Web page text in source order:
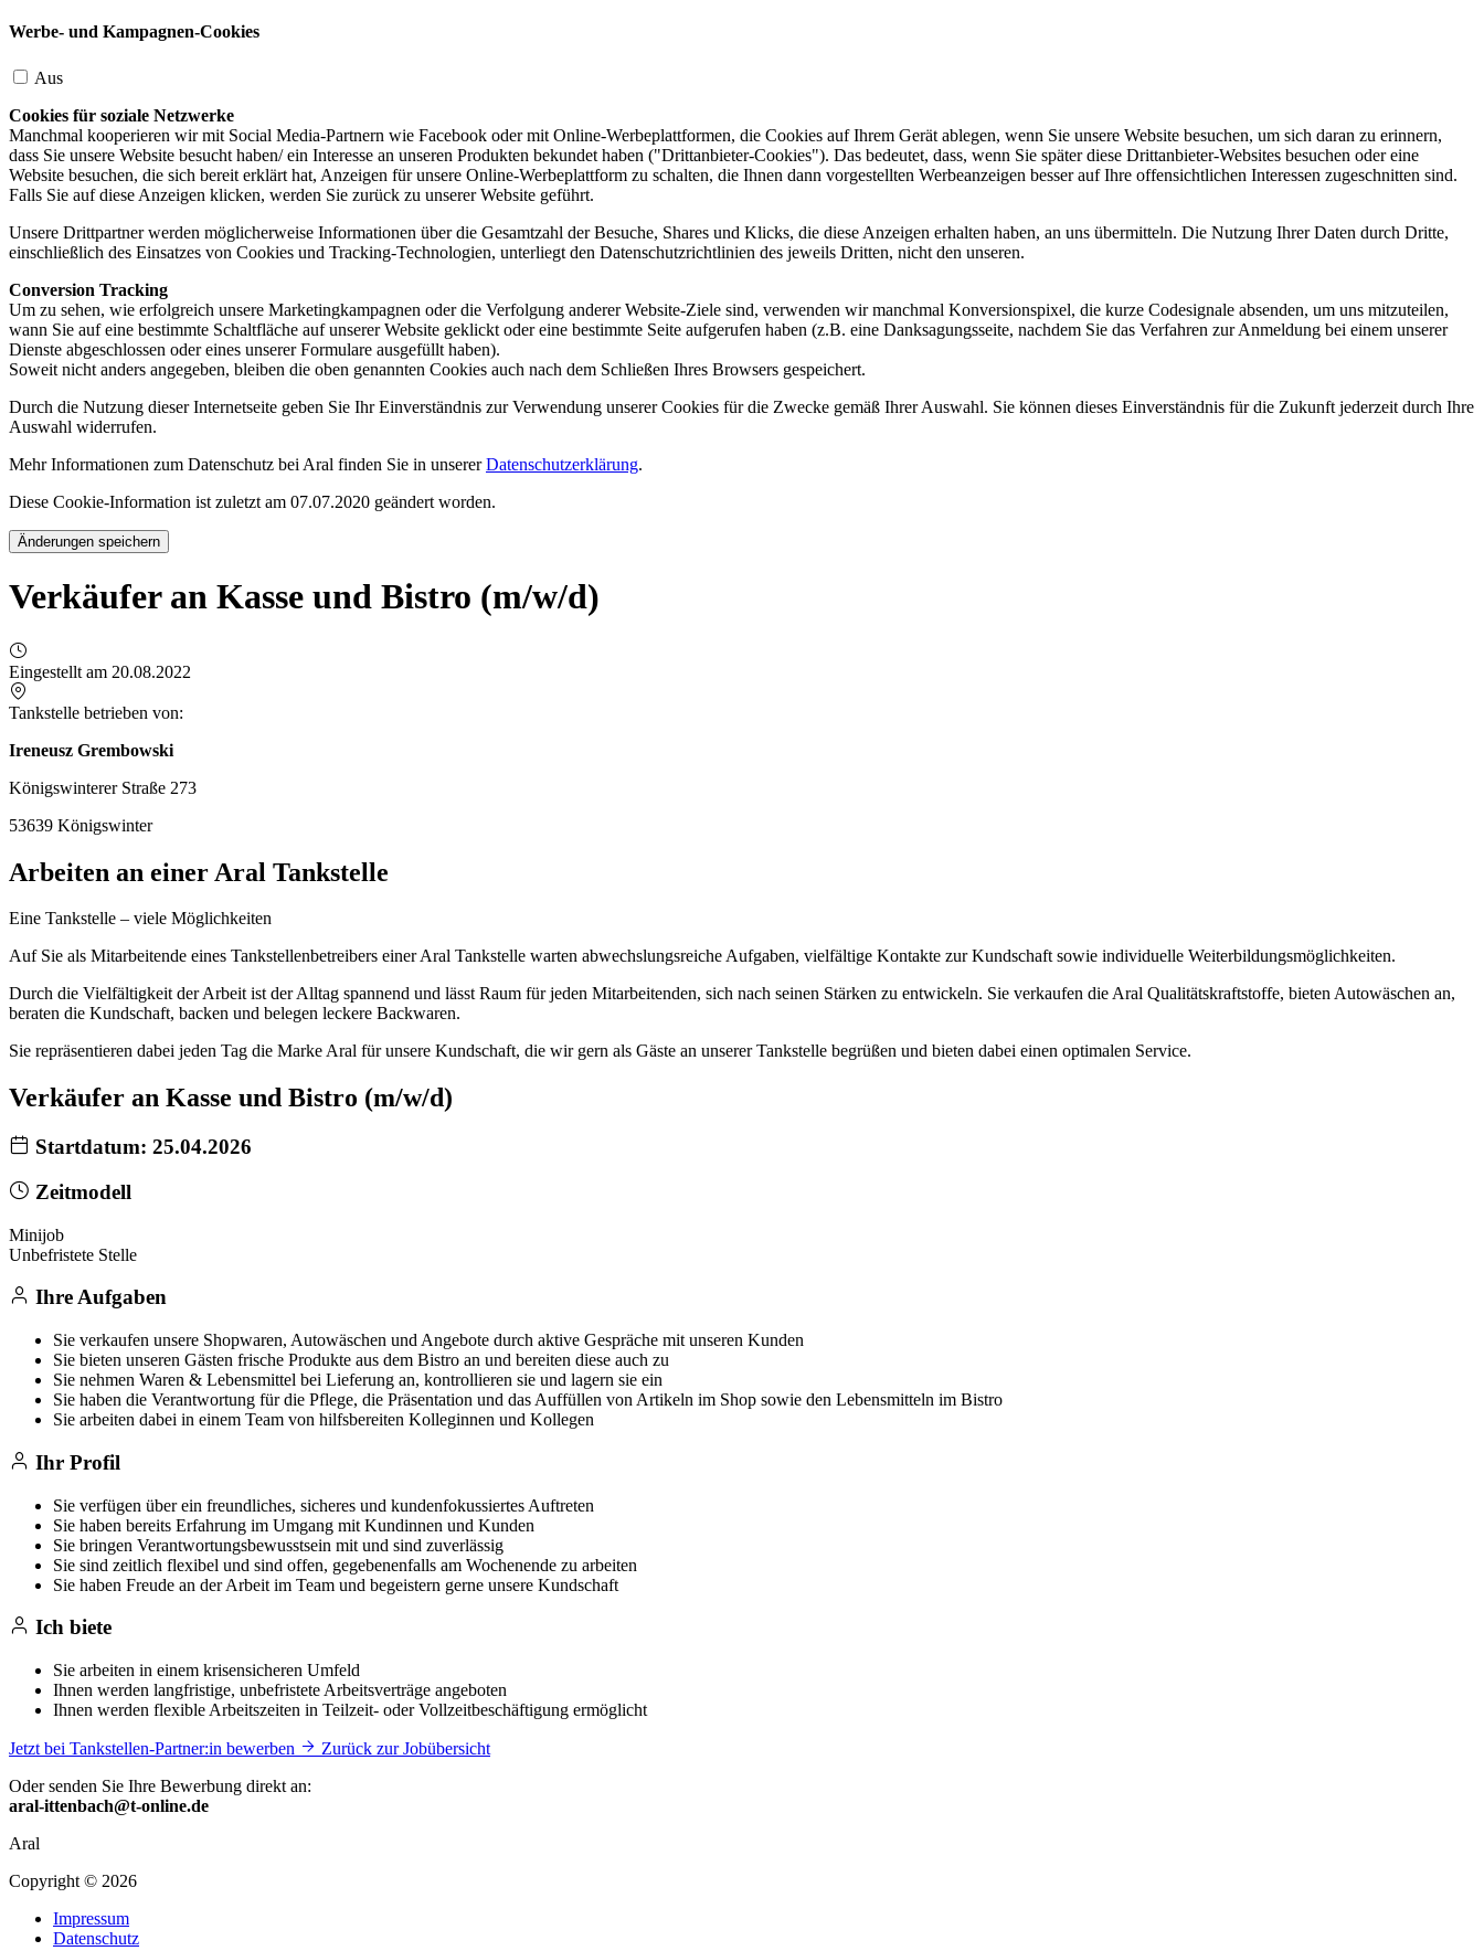
Werbe- und Kampagnen-Cookies
Aus
Cookies für soziale Netzwerke
Manchmal kooperieren wir mit Social Media-Partnern wie Facebook oder mit Online-Werbeplattformen, die Cookies auf Ihrem Gerät ablegen, wenn Sie unsere Website besuchen, um sich daran zu erinnern,
dass Sie unsere Website besucht haben/ ein Interesse an unseren Produkten bekundet haben ("Drittanbieter-Cookies"). Das bedeutet, dass, wenn Sie später diese Drittanbieter-Websites besuchen oder eine
Website besuchen, die sich bereit erklärt hat, Anzeigen für unsere Online-Werbeplattform zu schalten, die Ihnen dann vorgestellten Werbeanzeigen besser auf Ihre offensichtlichen Interessen zugeschnitten sind.
Falls Sie auf diese Anzeigen klicken, werden Sie zurück zu unserer Website geführt.
Unsere Drittpartner werden möglicherweise Informationen über die Gesamtzahl der Besuche, Shares und Klicks, die diese Anzeigen erhalten haben, an uns übermitteln. Die Nutzung Ihrer Daten durch Dritte,
einschließlich des Einsatzes von Cookies und Tracking-Technologien, unterliegt den Datenschutzrichtlinien des jeweils Dritten, nicht den unseren.
Conversion Tracking
Um zu sehen, wie erfolgreich unsere Marketingkampagnen oder die Verfolgung anderer Website-Ziele sind, verwenden wir manchmal Konversionspixel, die kurze Codesignale absenden, um uns mitzuteilen,
wann Sie auf eine bestimmte Schaltfläche auf unserer Website geklickt oder eine bestimmte Seite aufgerufen haben (z.B. eine Danksagungsseite, nachdem Sie das Verfahren zur Anmeldung bei einem unserer
Dienste abgeschlossen oder eines unserer Formulare ausgefüllt haben).
Soweit nicht anders angegeben, bleiben die oben genannten Cookies auch nach dem Schließen Ihres Browsers gespeichert.
Durch die Nutzung dieser Internetseite geben Sie Ihr Einverständnis zur Verwendung unserer Cookies für die Zwecke gemäß Ihrer Auswahl. Sie können dieses Einverständnis für die Zukunft jederzeit durch Ihre
Auswahl widerrufen.
Mehr Informationen zum Datenschutz bei Aral finden Sie in unsererDatenschutzerklärung.
Diese Cookie-Information ist zuletzt am 07.07.2020 geändert worden.
Änderungen speichern
Verkäufer an Kasse und Bistro (m/w/d)
Eingestellt am 20.08.2022
Tankstelle betrieben von:
Ireneusz Grembowski
Königswinterer Straße 273
53639 Königswinter
Arbeiten an einer Aral Tankstelle
Eine Tankstelle – viele Möglichkeiten
Auf Sie als Mitarbeitende eines Tankstellenbetreibers einer Aral Tankstelle warten abwechslungsreiche Aufgaben, vielfältige Kontakte zur Kundschaft sowie individuelle Weiterbildungsmöglichkeiten.
Durch die Vielfältigkeit der Arbeit ist der Alltag spannend und lässt Raum für jeden Mitarbeitenden, sich nach seinen Stärken zu entwickeln. Sie verkaufen die Aral Qualitätskraftstoffe, bieten Autowäschen an,
beraten die Kundschaft, backen und belegen leckere Backwaren.
Sie repräsentieren dabei jeden Tag die Marke Aral für unsere Kundschaft, die wir gern als Gäste an unserer Tankstelle begrüßen und bieten dabei einen optimalen Service.
Verkäufer an Kasse und Bistro (m/w/d)
Startdatum: 25.04.2026
Zeitmodell
Minijob
Unbefristete Stelle
Ihre Aufgaben
Sie verkaufen unsere Shopwaren, Autowäschen und Angebote durch aktive Gespräche mit unseren Kunden
Sie bieten unseren Gästen frische Produkte aus dem Bistro an und bereiten diese auch zu
Sie nehmen Waren & Lebensmittel bei Lieferung an, kontrollieren sie und lagern sie ein
Sie haben die Verantwortung für die Pflege, die Präsentation und das Auffüllen von Artikeln im Shop sowie den Lebensmitteln im Bistro
Sie arbeiten dabei in einem Team von hilfsbereiten Kolleginnen und Kollegen
Ihr Profil
Sie verfügen über ein freundliches, sicheres und kundenfokussiertes Auftreten
Sie haben bereits Erfahrung im Umgang mit Kundinnen und Kunden
Sie bringen Verantwortungsbewusstsein mit und sind zuverlässig
Sie sind zeitlich flexibel und sind offen, gegebenenfalls am Wochenende zu arbeiten
Sie haben Freude an der Arbeit im Team und begeistern gerne unsere Kundschaft
Ich biete
Sie arbeiten in einem krisensicheren Umfeld
Ihnen werden langfristige, unbefristete Arbeitsverträge angeboten
Ihnen werden flexible Arbeitszeiten in Teilzeit- oder Vollzeitbeschäftigung ermöglicht
Jetzt bei Tankstellen-Partner:in bewerben
Zurück zur Jobübersicht
Oder senden Sie Ihre Bewerbung direkt an:
aral-ittenbach@t-online.de
Aral
Copyright © 2026
Impressum
Datenschutz